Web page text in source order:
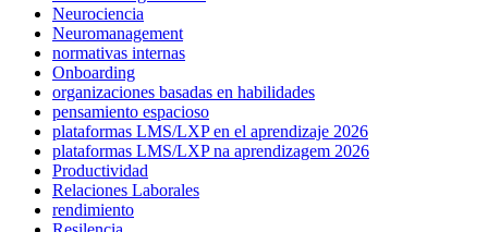
Neurociencia
Neuromanagement
normativas internas
Onboarding
organizaciones basadas en habilidades
pensamiento espacioso
plataformas LMS/LXP en el aprendizaje 2026
plataformas LMS/LXP na aprendizagem 2026
Productividad
Relaciones Laborales
rendimiento